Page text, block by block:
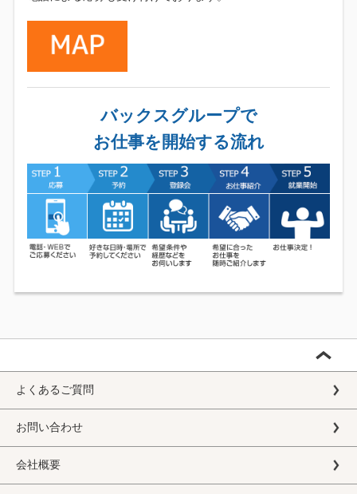
バックスグループで
お仕事を開始する流れ
よくあるご質問
お問い合わせ
会社概要